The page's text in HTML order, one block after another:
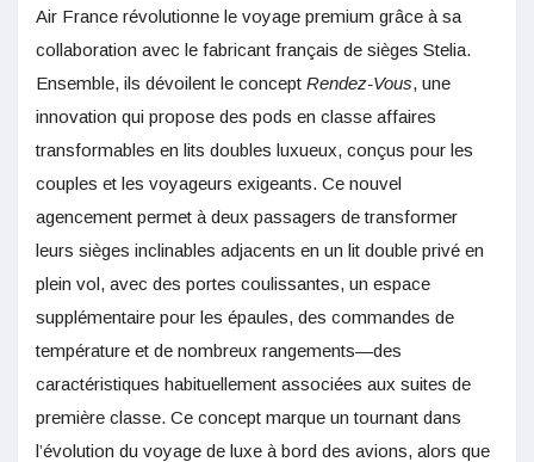
Air France révolutionne le voyage premium grâce à sa
collaboration avec le fabricant français de sièges Stelia.
Ensemble, ils dévoilent le concept Rendez-Vous, une
innovation qui propose des pods en classe affaires
transformables en lits doubles luxueux, conçus pour les
couples et les voyageurs exigeants. Ce nouvel
agencement permet à deux passagers de transformer
leurs sièges inclinables adjacents en un lit double privé en
plein vol, avec des portes coulissantes, un espace
supplémentaire pour les épaules, des commandes de
température et de nombreux rangements—des
caractéristiques habituellement associées aux suites de
première classe. Ce concept marque un tournant dans
l’évolution du voyage de luxe à bord des avions, alors que